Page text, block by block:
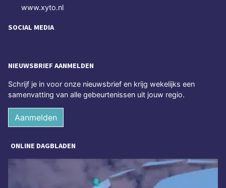
www.xyto.nl
SOCIAL MEDIA
NIEUWSBRIEF AANMELDEN
Schrijf je in voor onze nieuwsbrief en krijg wekelijks een
samenvatting van alle gebeurtenissen uit jouw regio.
Aanmelden
ONLINE DAGBLADEN